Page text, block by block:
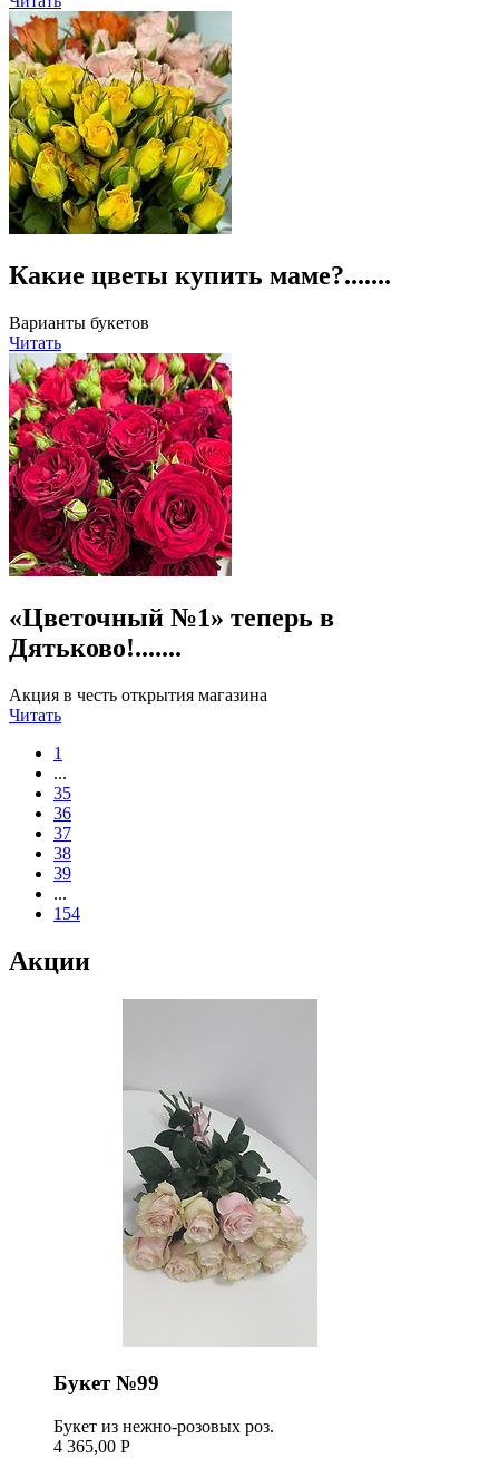
Какие цветы купить маме?.......
Варианты букетов
Читать
«Цветочный №1» теперь в
Дятьково!.......
Акция в честь открытия магазина
Читать
1
...
35
36
37
38
39
...
154
Акции
Букет №99
Букет из нежно-розовых роз.
4 365,00 Р